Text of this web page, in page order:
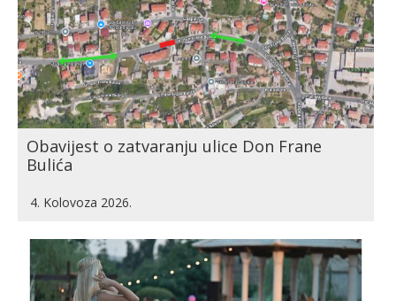
Obavijest o zatvaranju ulice Don Frane
Bulića
4. Kolovoza 2026.